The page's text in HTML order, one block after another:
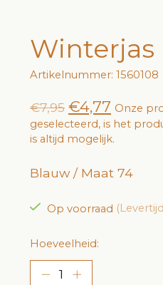
Winterjas
Artikelnummer: 1560108
€7,95 €4,77 Onze
geselecteerd, is het
is altijd mogelijk.
Blauw / Maat 74
Op voorraad
Hoeveelheid: